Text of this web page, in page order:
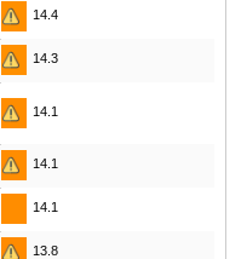
14.4
14.3
14.1
14.1
14.1
13.8